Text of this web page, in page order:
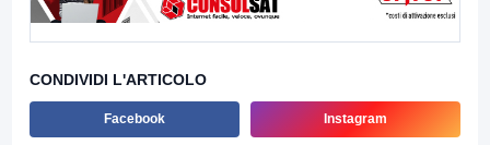
CONDIVIDI L'ARTICOLO
Facebook Instagram